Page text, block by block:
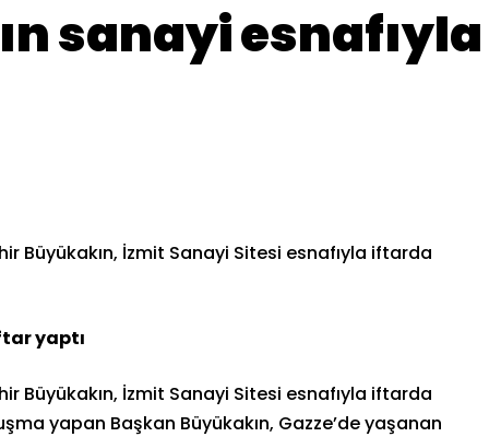
sanayi
Büyükakın, İzmit Sanayi Sitesi esnafıyla iftarda
yaptı
Büyükakın, İzmit Sanayi Sitesi esnafıyla iftarda
yapan Başkan Büyükakın, Gazze’de yaşanan